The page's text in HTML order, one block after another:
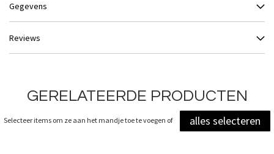
Gegevens
Reviews
GERELATEERDE PRODUCTEN
Selecteer items om ze aan het mandje toe te voegen of alles selecteren